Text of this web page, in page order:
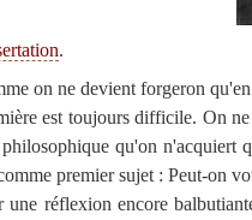
.
on ne devient forgeron
est toujours difficile. On
qu'on n'acquiert
premier sujet : Peut-on
une réflexion encore